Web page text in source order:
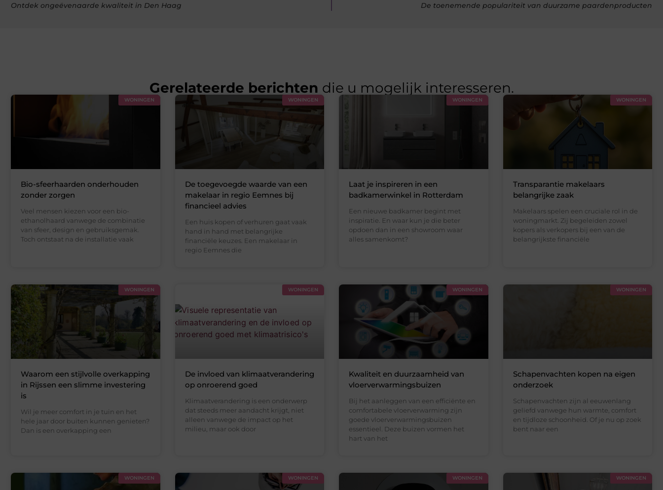
Ontdek ongeëvenaarde kwaliteit in Den Haag De toenemende populariteit van duurzame paardenproducten
Gerelateerde berichten die u mogelijk interesseren.
WONINGEN
Bio-sfeerhaarden onderhouden
zonder zorgen
Veel mensen kiezen voor een bio-
ethanolhaard vanwege de combinatie
van sfeer, design en gebruiksgemak.
Toch ontstaat na de installatie vaak
WONINGEN
De toegevoegde waarde van een
makelaar in regio Eemnes bij
financieel advies
Een huis kopen of verhuren gaat vaak
hand in hand met belangrijke
financiële keuzes. Een makelaar in
regio Eemnes die
WONINGEN
Laat je inspireren in een
badkamerwinkel in Rotterdam
Een nieuwe badkamer begint met
inspiratie. En waar kun je die beter
opdoen dan in een showroom waar
alles samenkomt?
WONINGEN
Transparantie makelaars
belangrijke zaak
Makelaars spelen een cruciale rol in de
woningmarkt. Zij begeleiden zowel
kopers als verkopers bij een van de
belangrijkste financiële
WONINGEN
Waarom een stijlvolle overkapping
in Rijssen een slimme investering
is
Wil je meer comfort in je tuin en het
hele jaar door buiten kunnen genieten?
Dan is een overkapping een
WONINGEN
De invloed van klimaatverandering
op onroerend goed
Klimaatverandering is een onderwerp
dat steeds meer aandacht krijgt, niet
alleen vanwege de impact op het
milieu, maar ook door
WONINGEN
Kwaliteit en duurzaamheid van
vloerverwarmingsbuizen
Bij het aanleggen van een efficiënte en
comfortabele vloerverwarming zijn
goede vloerverwarmingsbuizen
essentieel. Deze buizen vormen het
hart van het
WONINGEN
Schapenvachten kopen na eigen
onderzoek
Schapenvachten zijn al eeuwenlang
geliefd vanwege hun warmte, comfort
en tijdloze schoonheid. Of je nu op zoek
bent naar een
WONINGEN WONINGEN WONINGEN WONINGEN